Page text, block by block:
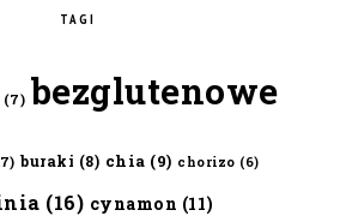
TAGI
(7) bezglutenowe
buraki (8) chia (9) chorizo (6)
(16) cynamon (11)